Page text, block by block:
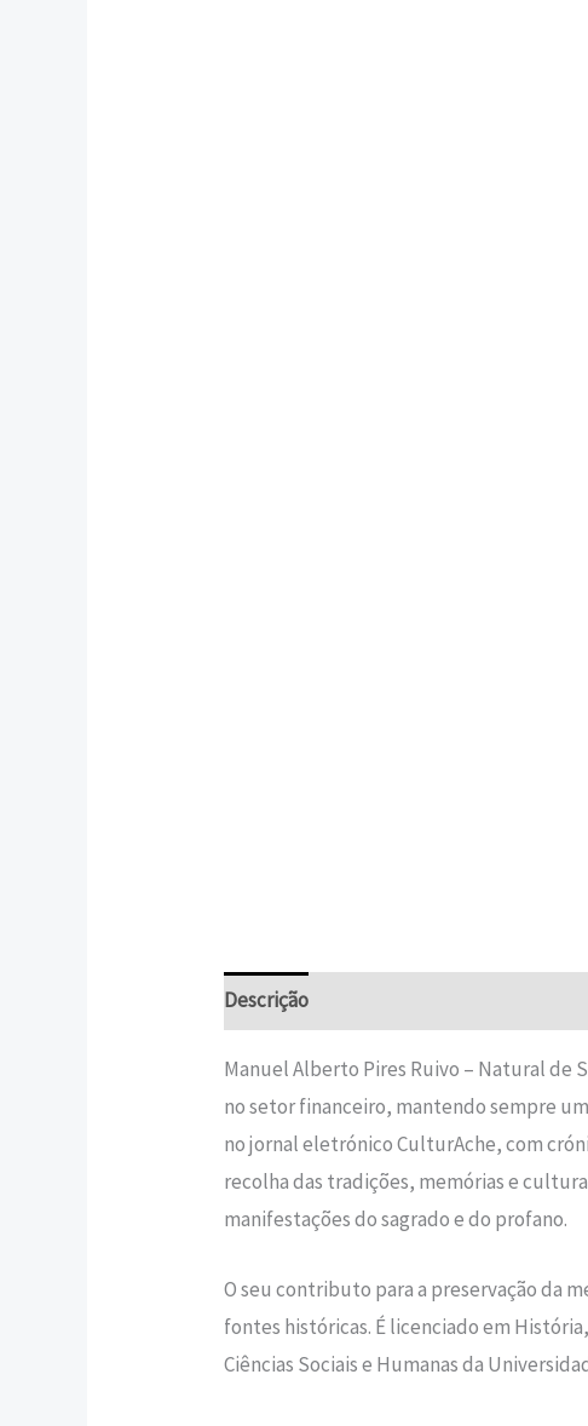
Descrição
Manuel Alberto Pires Ruivo – Natural de
no setor financeiro, mantendo sempre
no jornal eletrónico CulturAche, com
recolha das tradições, memórias e
manifestações do sagrado e do profano.
O seu contributo para a preservação da
fontes históricas. É licenciado em
Ciências Sociais e Humanas da